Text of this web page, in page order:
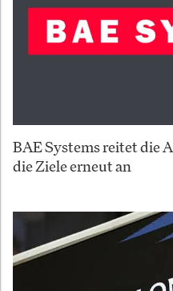
BAE Systems reitet die
die Ziele erneut an